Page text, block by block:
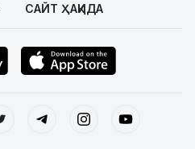
САЙТ ҲАҚИДА